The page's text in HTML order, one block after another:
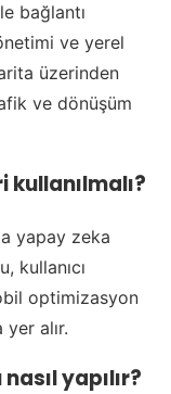
bağlantı
ve yerel
üzerinden
ve dönüşüm
kullanılmalı?
yapay zeka
kullanıcı
optimizasyon
alır.
yapılır?